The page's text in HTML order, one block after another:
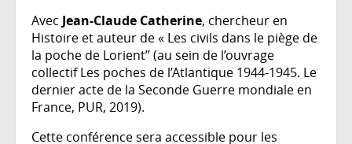
Avec Jean-Claude Catherine, chercheur en
Histoire et auteur de « Les civils dans le piège de
la poche de Lorient’’ (au sein de l’ouvrage
collectif Les poches de l’Atlantique 1944-1945. Le
dernier acte de la Seconde Guerre mondiale en
France, PUR, 2019).
Cette conférence sera accessible pour les